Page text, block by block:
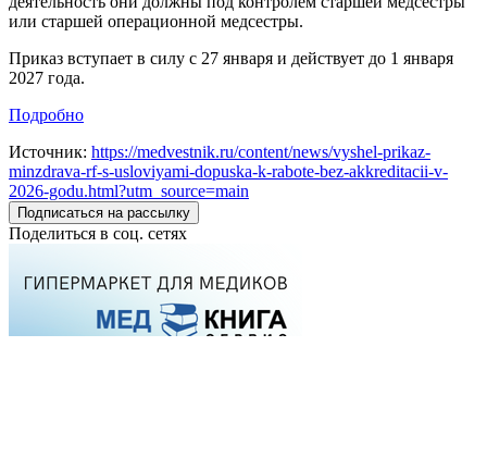
или старшей операционной медсестры.
Приказ вступает в силу с 27 января и действует до 1 января
2027 года.
Подробно
Источник: https://medvestnik.ru/content/news/vyshel-prikaz-
minzdrava-rf-s-usloviyami-dopuska-k-rabote-bez-akkreditacii-v-
2026-godu.html?utm_source=main
Подписаться на рассылку
Поделиться в соц. сетях